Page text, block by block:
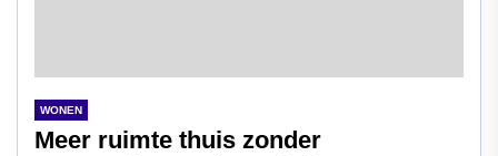
WONEN
Meer ruimte thuis zonder